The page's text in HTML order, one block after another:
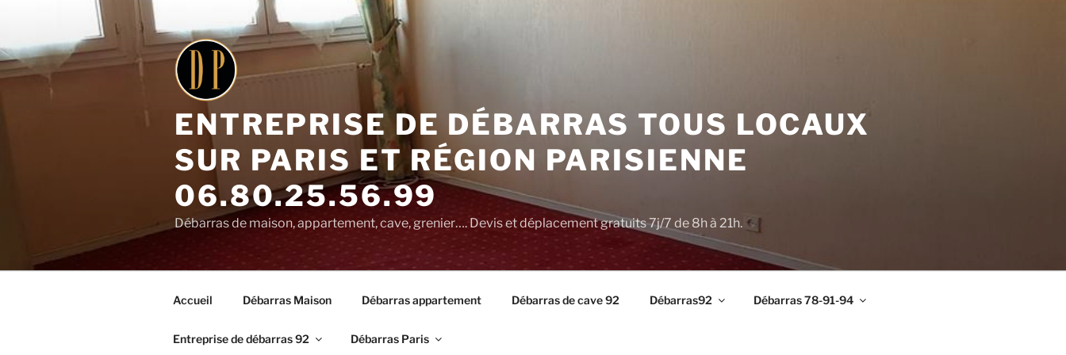
contenu
principal
ENTREPRISE DE DÉBARRAS TOUS LOCAUX
SUR PARIS ET RÉGION PARISIENNE
06.80.25.56.99
Débarras de maison, appartement, cave, grenier…. Devis et déplacement gratuits 7j/7 de 8h à 21h.
Accueil Débarras Maison Débarras appartement Débarras de cave 92 Débarras92 Débarras 78-91-94
Entreprise de débarras 92 Débarras Paris